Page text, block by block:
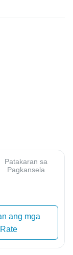
Patakaran sa
Pagkansela
ang mga
Rate